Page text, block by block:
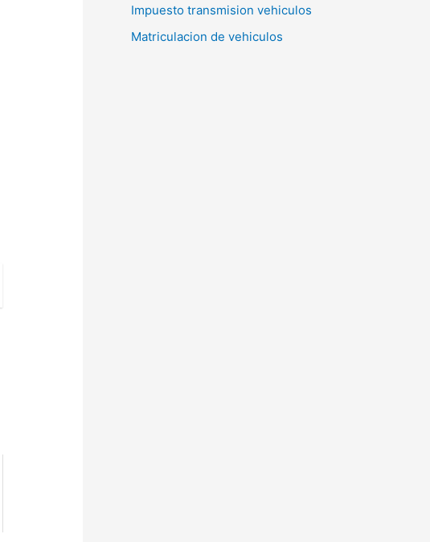
Impuesto transmision vehiculos
Matriculacion de vehiculos